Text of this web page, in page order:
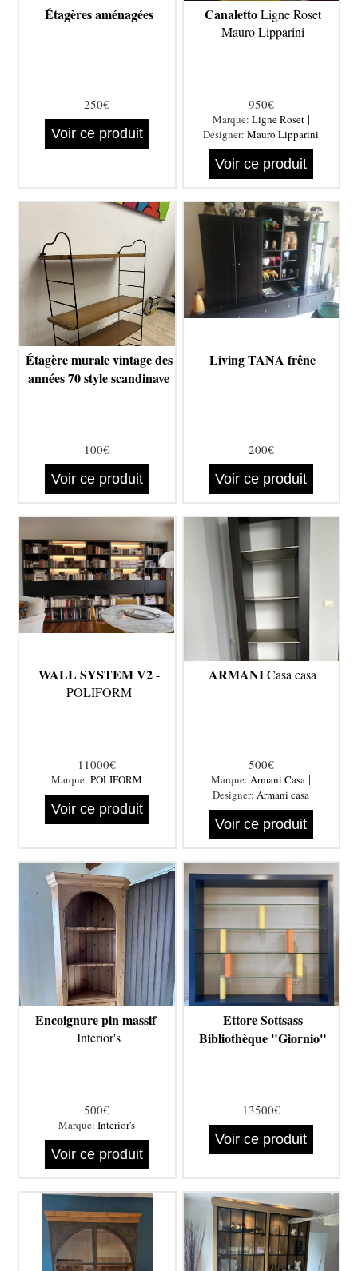
Étagères aménagées
250€
Voir ce produit
CanalettoLigne Roset
Mauro Lipparini
950€
Marque: Ligne Roset|
Designer:Mauro Lipparini
Voir ce produit
Étagère murale vintage des
années 70 style scandinave
100€
Voir ce produit
Living TANA frêne
200€
Voir ce produit
WALL SYSTEM V2-
POLIFORM
11000€
Marque:POLIFORM
Voir ce produit
ARMANICasa casa
500€
Marque:Armani Casa |
Designer:Armani casa
Voir ce produit
Encoignure pin massif-
Interior's
500€
Marque:Interior's
Voir ce produit
Ettore Sottsass
Bibliothèque "Giornio"
13500€
Voir ce produit